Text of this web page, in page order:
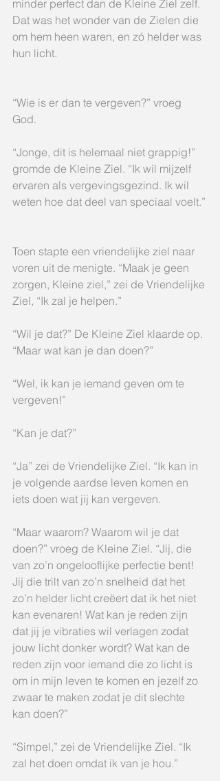
minder perfect dan de Kleine Ziel zelf.
Dat was het wonder van de Zielen die
om hem heen waren, en zó helder was
hun licht.
“Wie is er dan te vergeven?” vroeg
God.
“Jonge, dit is helemaal niet grappig!”
gromde de Kleine Ziel. “Ik wil mijzelf
ervaren als vergevingsgezind. Ik wil
weten hoe dat deel van speciaal voelt.”
Toen stapte een vriendelijke ziel naar
voren uit de menigte. “Maak je geen
zorgen, Kleine ziel,” zei de Vriendelijke
Ziel, “Ik zal je helpen.”
“Wil je dat?” De Kleine Ziel klaarde op.
“Maar wat kan je dan doen?”
“Wel, ik kan je iemand geven om te
vergeven!”
“Kan je dat?”
“Ja” zei de Vriendelijke Ziel. “Ik kan in
je volgende aardse leven komen en
iets doen wat jij kan vergeven.
“Maar waarom? Waarom wil je dat
doen?” vroeg de Kleine Ziel. “Jij, die
van zo’n ongelooflijke perfectie bent!
Jij die trilt van zo’n snelheid dat het
zo’n helder licht creëert dat ik het niet
kan evenaren! Wat kan je reden zijn
dat jij je vibraties wil verlagen zodat
jouw licht donker wordt? Wat kan de
reden zijn voor iemand die zo licht is
om in mijn leven te komen en jezelf zo
zwaar te maken zodat je dit slechte
kan doen?”
“Simpel,” zei de Vriendelijke Ziel. “Ik
zal het doen omdat ik van je hou.”